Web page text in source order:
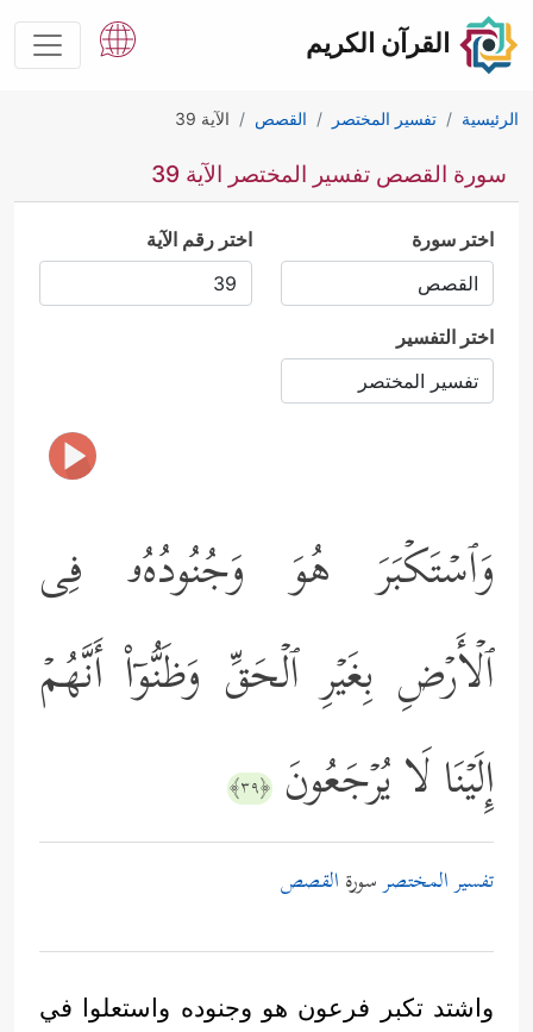
القرآن الكريم
الرئيسية تفسير المختصر القصص الآية 39
سورة القصص تفسير المختصر الآية 39
اختر سورة اختر رقم الآية
اختر التفسير
وَٱسۡتَكۡبَرَ هُوَ وَجُنُودُهُۥ فِی
ٱلۡأَرۡضِ بِغَیۡرِ ٱلۡحَقِّ وَظَنُّوۤاْ أَنَّهُمۡ
إِلَیۡنَا لَا یُرۡجَعُونَ ﴿٣٩﴾
تفسير المختصرسورة القصص
واشتد تكبر فرعون هو وجنوده واستعلوا في